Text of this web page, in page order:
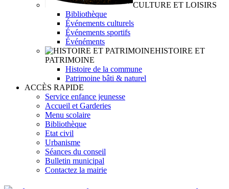
CULTURE ET LOISIRS
Bibliothèque
Événements culturels
Événements sportifs
Événéments
HISTOIRE ET
PATRIMOINE
Histoire de la commune
Patrimoine bâti & naturel
ACCÈS RAPIDE
Service enfance jeunesse
Accueil et Garderies
Menu scolaire
Bibliothèque
Etat civil
Urbanisme
Séances du conseil
Bulletin municipal
Contactez la mairie